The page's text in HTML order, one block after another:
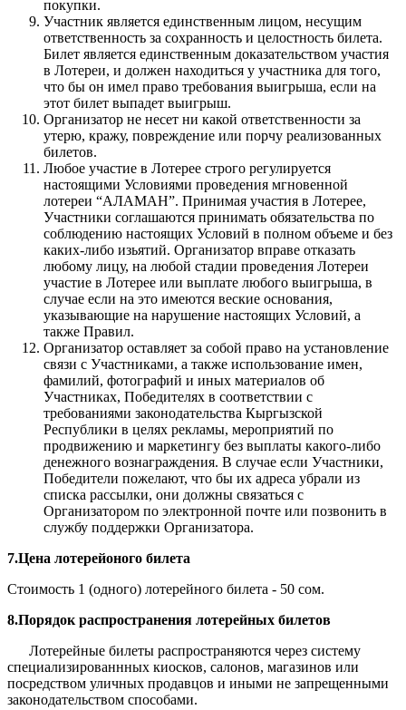
покупки.
Участник является единственным лицом, несущим
ответственность за сохранность и целостность билета.
Билет является единственным доказательством участия
в Лотереи, и должен находиться у участника для того,
что бы он имел право требования выигрыша, если на
этот билет выпадет выигрыш.
Организатор не несет ни какой ответственности за
утерю, кражу, повреждение или порчу реализованных
билетов.
Любое участие в Лотерее строго регулируется
настоящими Условиями проведения мгновенной
лотереи “АЛАМАН”. Принимая участия в Лотерее,
Участники соглашаются принимать обязательства по
соблюдению настоящих Условий в полном объеме и без
каких-либо изьятий. Организатор вправе отказать
любому лицу, на любой стадии проведения Лотереи
участие в Лотерее или выплате любого выигрыша, в
случае если на это имеются веские основания,
указывающие на нарушение настоящих Условий, а
также Правил.
Организатор оставляет за собой право на установление
связи с Участниками, а также использование имен,
фамилий, фотографий и иных материалов об
Участниках, Победителях в соответствии с
требованиями законодательства Кыргызской
Республики в целях рекламы, мероприятий по
продвижению и маркетингу без выплаты какого-либо
денежного вознаграждения. В случае если Участники,
Победители пожелают, что бы их адреса убрали из
списка рассылки, они должны связаться с
Организатором по электронной почте или позвонить в
службу поддержки Организатора.
7.Цена лотерейоного билета
Стоимость 1 (одного) лотерейного билета - 50 сом.
8.Порядок распространения лотерейных билетов
Лотерейные билеты распространяются через систему
специализированнных киосков, салонов, магазинов или
посредством уличных продавцов и иными не запрещенными
законодательством способами.